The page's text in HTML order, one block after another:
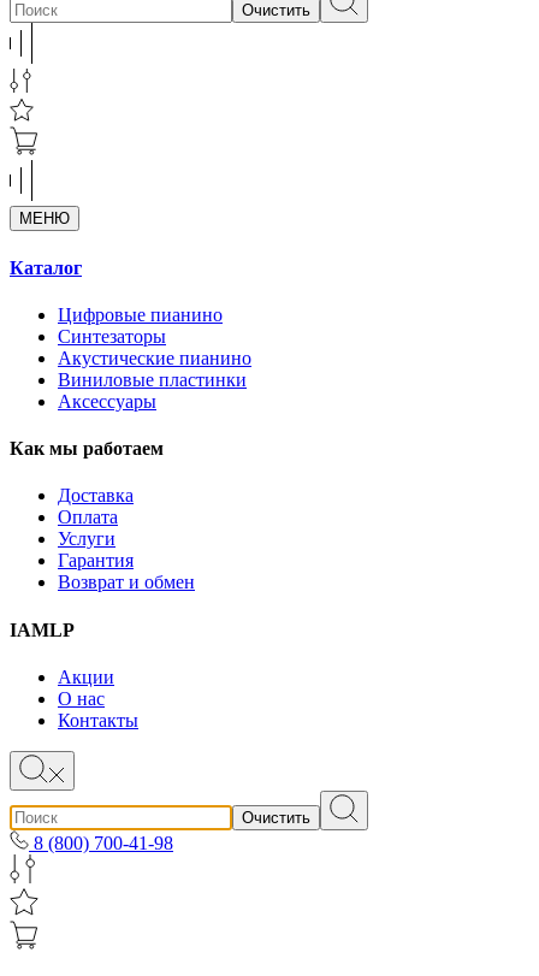
Очистить
МЕНЮ
Каталог
Цифровые пианино
Синтезаторы
Акустические пианино
Виниловые пластинки
Аксессуары
Как мы работаем
Доставка
Оплата
Услуги
Гарантия
Возврат и обмен
IAMLP
Акции
О нас
Контакты
Очистить
8 (800) 700-41-98